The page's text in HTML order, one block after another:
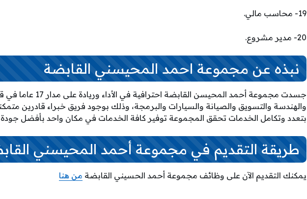
19- محاسب مالي.
20- مدير مشروع.
نبذه عن مجموعة احمد المحيسني القابضة
جسدت مجموعة أحمد المحيسن
والهندسة والتسويق والصيانة والسيارات والبرمجة، وذلك بوجود فريق خبراء قادرين
بتعدد وتكامل الخدمات تحقق المجموعة توفير كافة الخدمات في مكان واحد بأفضل
طريقة التقديم في مجموعة أحمد المحيسني
يمكنك التقديم الآن على وظائف مجموعة أحمد الحسيني القابضة من هنا